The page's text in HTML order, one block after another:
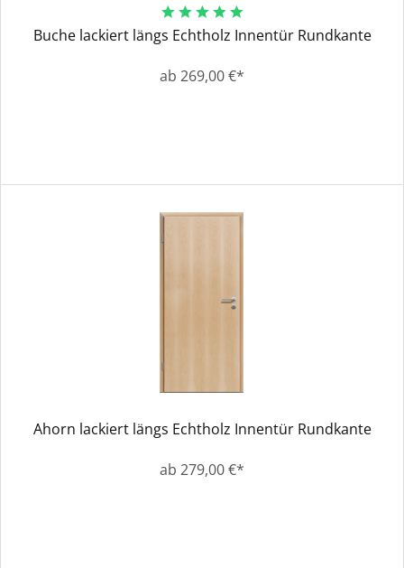
Buche lackiert längs Echtholz Innentür Rundkante
ab 269,00 €*
Ahorn lackiert längs Echtholz Innentür Rundkante
ab 279,00 €*